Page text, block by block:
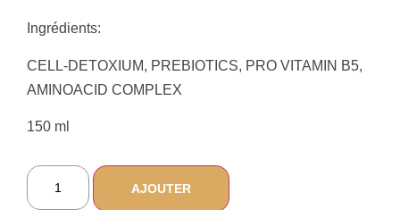
Ingrédients:
CELL-DETOXIUM, PREBIOTICS, PRO VITAMIN B5,
AMINOACID COMPLEX
150 ml
AJOUTER